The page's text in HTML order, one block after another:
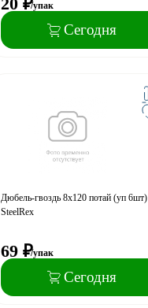
/упак
Сегодня
Дюбель-гвоздь 8x120 потай (уп 6шт)
SteelRex
69 ₽/упак
Сегодня